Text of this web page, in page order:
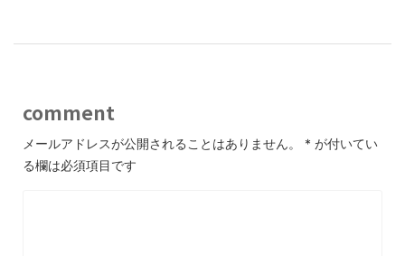
comment
メールアドレスが公開されることはありません。 * が付いてい
る欄は必須項目です